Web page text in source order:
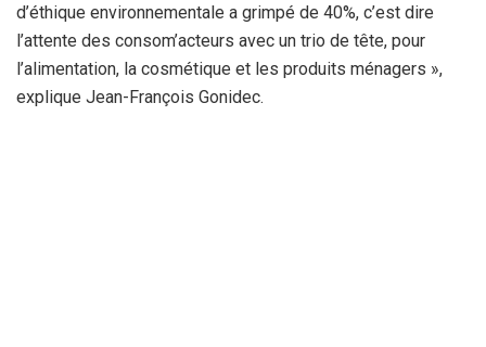
d’éthique environnementale a grimpé de 40%, c’est dire
l’attente des consom’acteurs avec un trio de tête, pour
l’alimentation, la cosmétique et les produits ménagers »,
explique Jean-François Gonidec.